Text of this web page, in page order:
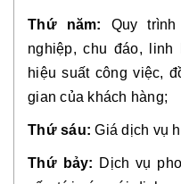
Thứ năm: Quy
nghiệp, chu đáo,
hiệu suất công việc,
gian của khách hàng;
Thứ sáu: Giá dịch vụ
Thứ bảy: Dịch vụ